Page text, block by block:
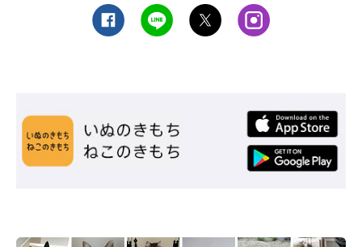
そしてやって来たのが、ルルちゃん
（♀）。ルルちゃんは、知人
の方の職場に捨てられていたコだったそう。